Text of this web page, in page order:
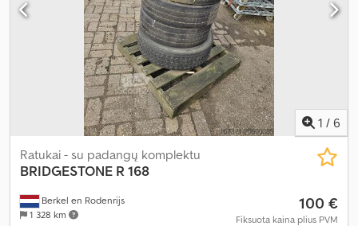
1 / 6
Berkel en Rodenrijs
1 328 km
Ratukai - su padangų komplektu
BRIDGESTONE R 168
100 €
Fiksuota kaina plius PVM